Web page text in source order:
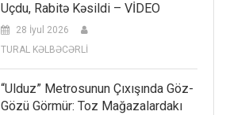
Uçdu, Rabitə Kəsildi – VİDEO
28 İyul 2026
TURAL KƏLBƏCƏRLİ
“Ulduz” Metrosunun Çıxışında Göz-
Gözü Görmür: Toz Mağazalardakı